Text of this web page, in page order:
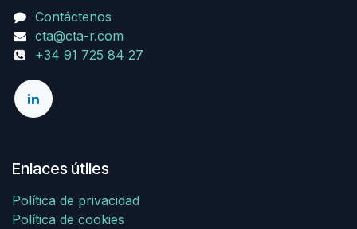
Contáctenos
cta@cta-r.com
+34 91 725 84 27
Enlaces útiles
Política de privacidad
Política de cookies